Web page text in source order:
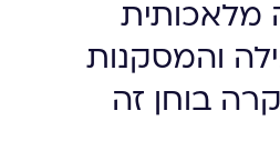
מלאכותית
והמסקנות
בוחן זה